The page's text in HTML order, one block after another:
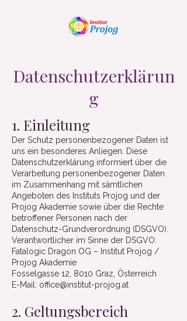
Datenschutzerklärun
g
1. Einleitung
Der Schutz personenbezogener Daten ist
uns ein besonderes Anliegen. Diese
Datenschutzerklärung informiert über die
Verarbeitung personenbezogener Daten
im Zusammenhang mit sämtlichen
Angeboten des Instituts Projog und der
Projog Akademie sowie über die Rechte
betroffener Personen nach der
Datenschutz-Grundverordnung (DSGVO).
Verantwortlicher im Sinne der DSGVO:
Fatalogic Dragon OG – Institut Projog /
Projog Akademie
Fosselgasse 12, 8010 Graz, Österreich
E-Mail: office@institut-projog.at
2. Geltungsbereich